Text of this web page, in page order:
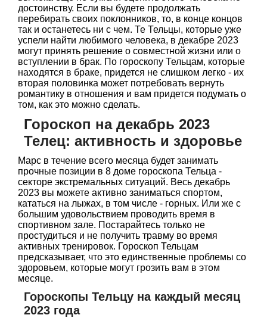
достоинству. Если вы будете продолжать
перебирать своих поклонников, то, в конце концов
так и останетесь ни с чем. Те Тельцы, которые уже
успели найти любимого человека, в декабре 2023
могут принять решение о совместной жизни или о
вступлении в брак. По гороскопу Тельцам, которые
находятся в браке, придется не слишком легко - их
вторая половинка может потребовать вернуть
романтику в отношения и вам придется подумать о
том, как это можно сделать.
Гороскоп на декабрь 2023
Телец: активность и здоровье
Марс в течение всего месяца будет занимать
прочные позиции в 8 доме гороскопа Тельца -
секторе экстремальных ситуаций. Весь декабрь
2023 вы можете активно заниматься спортом,
кататься на лыжах, в том числе - горных. Или же с
большим удовольствием проводить время в
спортивном зале. Постарайтесь только не
простудиться и не получить травму во время
активных тренировок. Гороскоп Тельцам
предсказывает, что это единственные проблемы со
здоровьем, которые могут грозить вам в этом
месяце.
Гороскопы Тельцу на каждый месяц
2023 года